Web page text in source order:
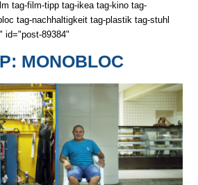
tag-film-tipp tag-ikea tag-kino tag-
tag-nachhaltigkeit tag-plastik tag-stuhl
id="post-89384"
MONOBLOC